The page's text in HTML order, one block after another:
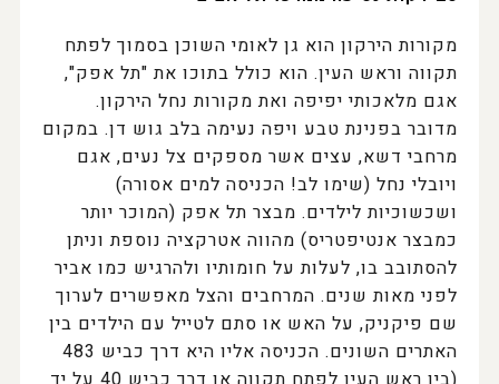
מקורות הירקון הוא גן לאומי השוכן בסמוך לפתח
תקווה וראש העין. הוא כולל בתוכו את "תל אפק",
אגם מלאכותי יפיפה ואת מקורות נחל הירקון.
מדובר בפנינת טבע ויפה נעימה בלב גוש דן. במקום
מרחבי דשא, עצים אשר מספקים צל נעים, אגם
ויובלי נחל (שימו לב! הכניסה למים אסורה)
ושכשוכיות לילדים. מבצר תל אפק (המוכר יותר
כמבצר אנטיפטריס) מהווה אטרקציה נוספת וניתן
להסתובב בו, לעלות על חומותיו ולהרגיש כמו אביר
לפני מאות שנים. המרחבים והצל מאפשרים לערוך
שם פיקניק, על האש או סתם לטייל עם הילדים בין
האתרים השונים. הכניסה אליו היא דרך כביש 483